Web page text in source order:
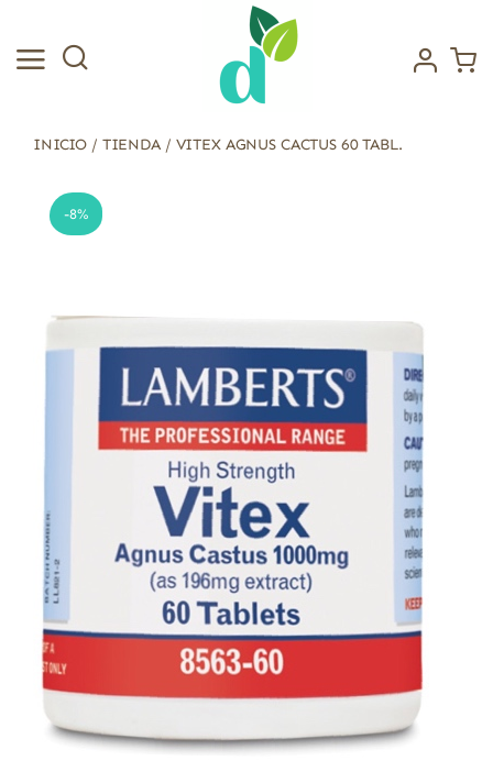
contenido
INICIO / TIENDA/ VITEX AGNUS CACTUS 60 TABL.
-8%